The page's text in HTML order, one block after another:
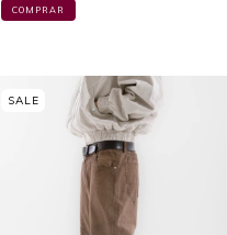
COMPRAR